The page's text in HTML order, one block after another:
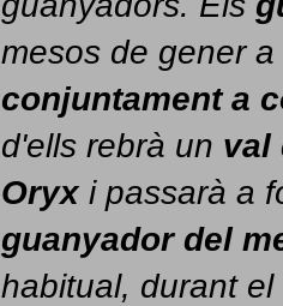
conjuntament a
d'ells rebrà un val
Oryx i passarà a
guanyador del
habitual, durant el